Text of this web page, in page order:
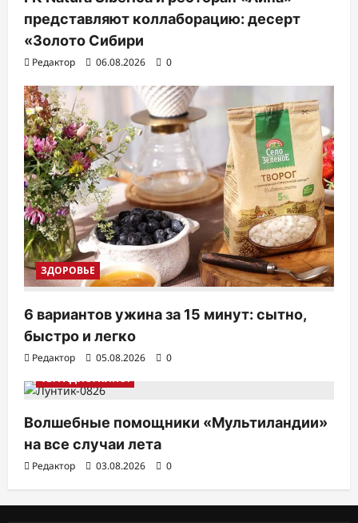
представляют коллаборацию: десерт
«Золото Сибири
Редактор 06.08.2026 0
ЗДОРОВЬЕ
6 вариантов ужина за 15 минут: сытно,
быстро и легко
Редактор 05.08.2026
0
ТВ. РАДИО. КИНО.
Волшебные помощники «Мультиландии»
на все случаи лета
Редактор 03.08.2026 0